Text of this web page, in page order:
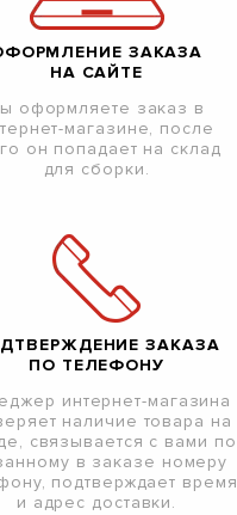
ЗАКАЗА
НА САЙТЕ
оформляете заказ в
магазине, после
он попадает на склад
для сборки.
ЗАКАЗА
ПО ТЕЛЕФОНУ
интернет-магазина
наличие товара на
связывается с вами по
в заказе номеру
подтверждает время
и адрес доставки.